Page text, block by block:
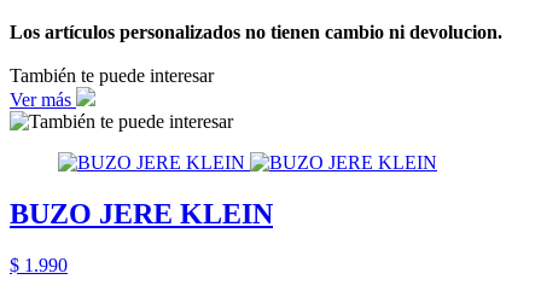
Los artículos personalizados no tienen cambio ni devolucion.
También te puede interesar
Ver más
BUZO JERE KLEIN
$ 1.990